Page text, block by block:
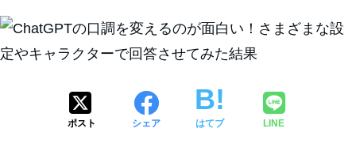
ポスト シェア はてブ LINE